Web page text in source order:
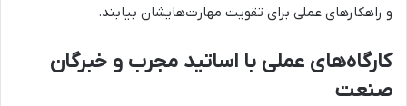
و راهکارهای عملی برای تقویت مهارت‌هایشان بیابند.
کارگاه‌های عملی با اساتید مجرب و خبرگان
صنعت